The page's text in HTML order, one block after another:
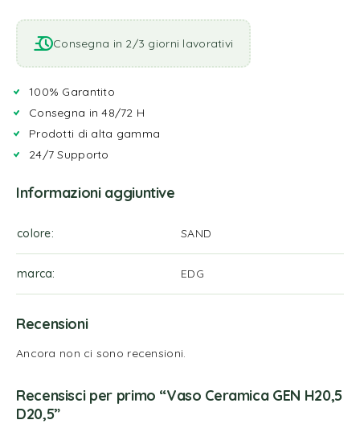
Consegna in 2/3 giorni lavorativi
100% Garantito
Consegna in 48/72 H
Prodotti di alta gamma
24/7 Supporto
Informazioni aggiuntive
colore SAND
marca EDG
Recensioni
Ancora non ci sono recensioni.
Recensisci per primo “Vaso Ceramica GEN H20,5
D20,5”